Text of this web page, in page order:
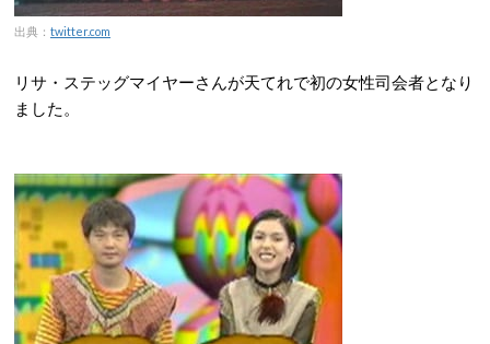
出典： twitter.com
リサ・ステッグマイヤーさんが天てれで初の女性司会者となり
ました。